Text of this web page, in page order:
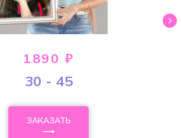
1890 ₽
30 - 45
ЗАКАЗАТЬ
⟶